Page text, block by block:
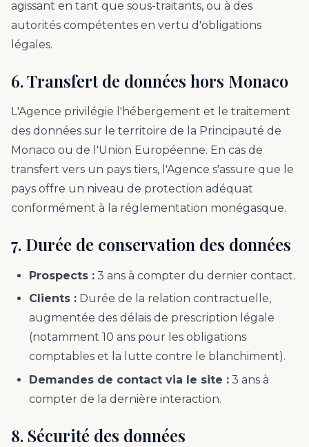
agissant en tant que sous-traitants, ou à des
autorités compétentes en vertu d'obligations
légales.
6. Transfert de données hors Monaco
L'Agence privilégie l'hébergement et le traitement
des données sur le territoire de la Principauté de
Monaco ou de l'Union Européenne. En cas de
transfert vers un pays tiers, l'Agence s'assure que le
pays offre un niveau de protection adéquat
conformément à la réglementation monégasque.
7. Durée de conservation des données
Prospects :3 ans à compter du dernier contact.
Clients :Durée de la relation contractuelle,
augmentée des délais de prescription légale
(notamment 10 ans pour les obligations
comptables et la lutte contre le blanchiment).
Demandes de contact via le site :3 ans à
compter de la dernière interaction.
8. Sécurité des données